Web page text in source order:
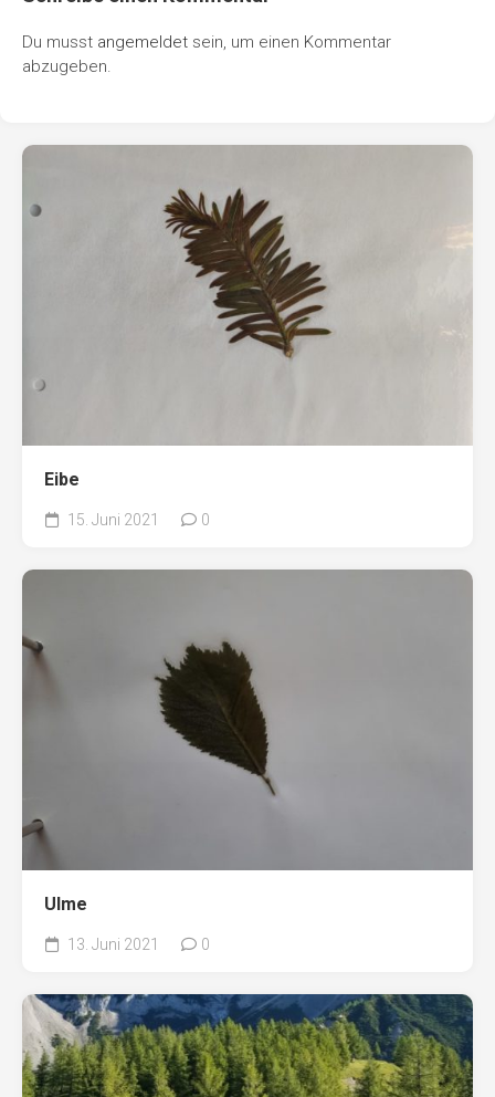
Du musst angemeldet sein, um einen Kommentar
abzugeben.
Eibe
15. Juni 2021 0
Ulme
13. Juni 2021 0